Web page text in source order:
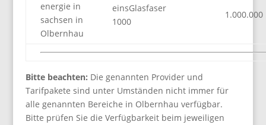
energie in
sachsen in
Olbernhau
einsGlasfaser
1000
1.000.000
Bitte beachten: Die genannten Provider und
Tarifpakete sind unter Umständen nicht immer für
alle genannten Bereiche in Olbernhau verfügbar.
Bitte prüfen Sie die Verfügbarkeit beim jeweiligen